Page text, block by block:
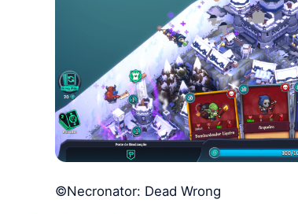
©Necronator: Dead Wrong